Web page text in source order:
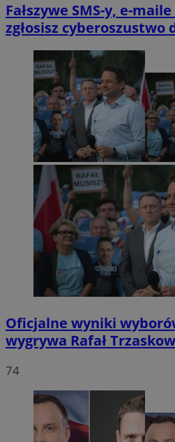
Fałszywe SMS-y, e-
zgłosisz cyberoszustwo
Oficjalne wyniki
wygrywa Rafał
74